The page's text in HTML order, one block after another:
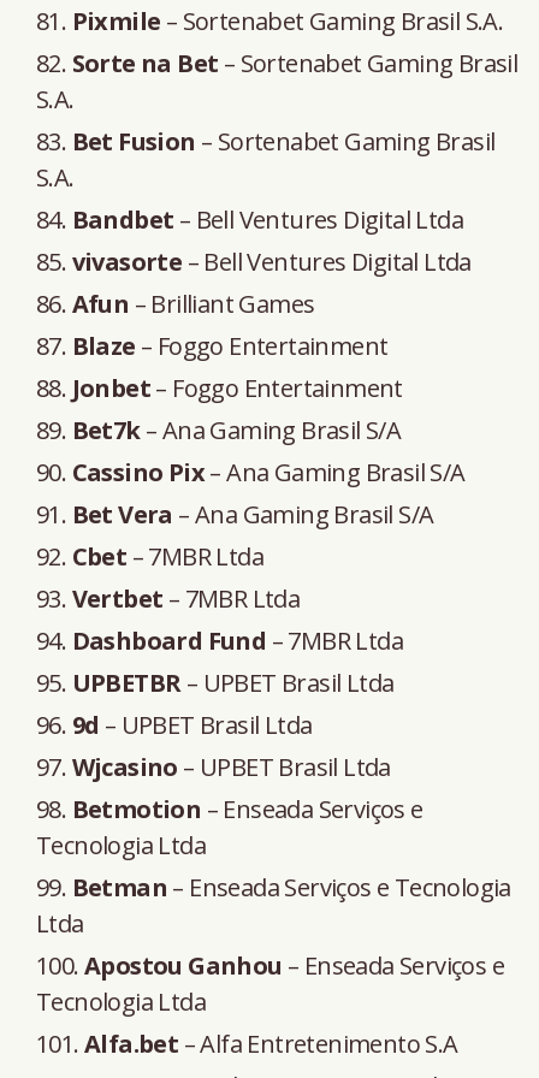
Pixmile – Sortenabet Gaming Brasil S.A.
Sorte na Bet – Sortenabet Gaming Brasil
S.A.
Bet Fusion – Sortenabet Gaming Brasil
S.A.
Bandbet – Bell Ventures Digital Ltda
vivasorte – Bell Ventures Digital Ltda
Afun – Brilliant Games
Blaze – Foggo Entertainment
Jonbet– Foggo Entertainment
Bet7k– Ana Gaming Brasil S/A
Cassino Pix– Ana Gaming Brasil S/A
Bet Vera – Ana Gaming Brasil S/A
Cbet – 7MBR Ltda
Vertbet – 7MBR Ltda
Dashboard Fund – 7MBR Ltda
UPBETBR– UPBET Brasil Ltda
9d – UPBET Brasil Ltda
Wjcasino – UPBET Brasil Ltda
Betmotion – Enseada Serviços e
Tecnologia Ltda
Betman – Enseada Serviços e Tecnologia
Ltda
Apostou Ganhou – Enseada Serviços e
Tecnologia Ltda
Alfa.bet – Alfa Entretenimento S.A